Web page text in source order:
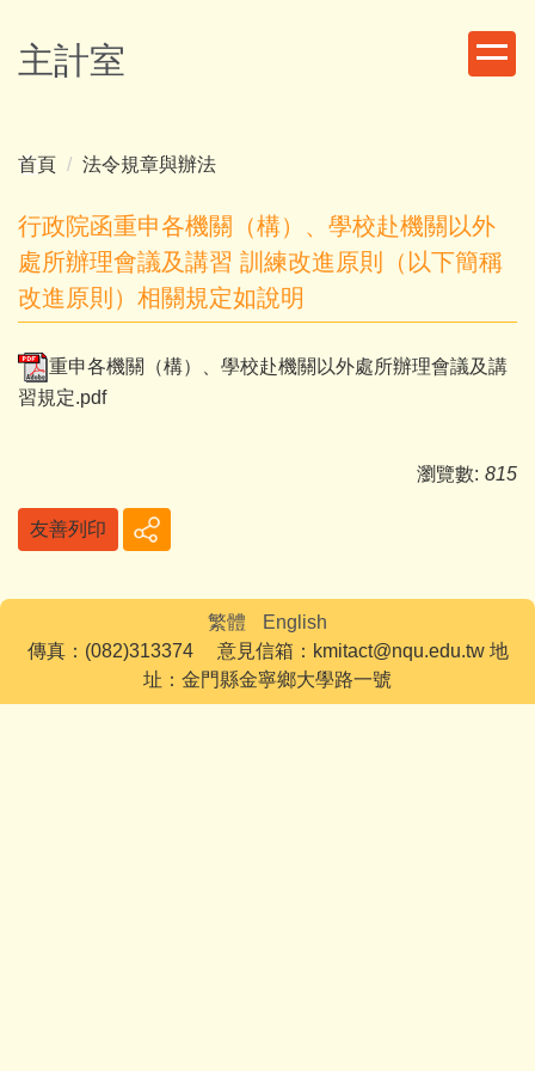
到
主
容
主計室
首頁 法令規章與辦法
行政院函重申各機關（構）、學校赴機關以外
處所辦理會議及講習 訓練改進原則（以下簡稱
改進原則）相關規定如說明
重申各機關（構）、學校赴機關以外處所辦理會議及講
習規定.pdf
瀏覽數: 815
友善列印
繁體
English
傳真：(082)313374 意見信箱：kmitact@nqu.edu.tw 地
址：金門縣金寧鄉大學路一號